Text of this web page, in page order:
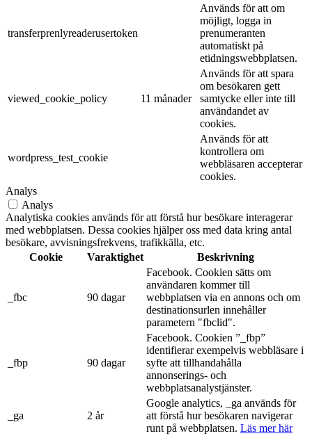
transferprenlyreaderusertoken
Används för att om
möjligt, logga in
prenumeranten
automatiskt på
etidningswebbplatsen.
viewed_cookie_policy 11 månader
Används för att spara
om besökaren gett
samtycke eller inte till
användandet av
cookies.
wordpress_test_cookie
Används för att
kontrollera om
webbläsaren accepterar
cookies.
Analys
Analys
Analytiska cookies används för att förstå hur besökare interagerar
med webbplatsen. Dessa cookies hjälper oss med data kring antal
besökare, avvisningsfrekvens, trafikkälla, etc.
Cookie
Varaktighet Beskrivning
_fbc 90 dagar
Facebook. Cookien sätts om
användaren kommer till
webbplatsen via en annons och om
destinationsurlen innehåller
parametern "fbclid".
_fbp 90 dagar
Facebook. Cookien ”_fbp”
identifierar exempelvis webbläsare i
syfte att tillhandahålla
annonserings- och
webbplatsanalystjänster.
_ga 2 år
Google analytics, _ga används för
att förstå hur besökaren navigerar
runt på webbplatsen. Läs mer här